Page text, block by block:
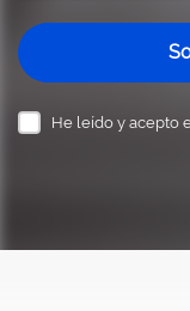
He leído y acepto